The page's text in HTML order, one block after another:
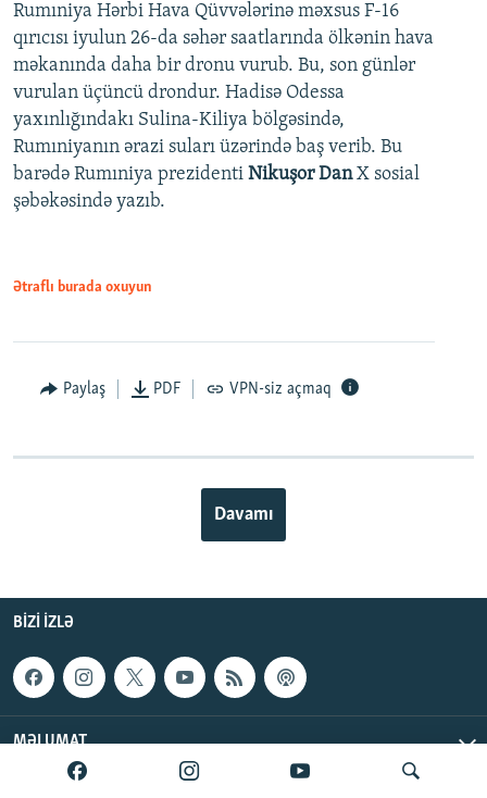
Rumıniya Hərbi Hava Qüvvələrinə məxsus F-16
qırıcısı iyulun 26-da səhər saatlarında ölkənin hava
məkanında daha bir dronu vurub. Bu, son günlər
vurulan üçüncü drondur. Hadisə Odessa
yaxınlığındakı Sulina-Kiliya bölgəsində,
Rumıniyanın ərazi suları üzərində baş verib. Bu
barədə Rumıniya prezidenti Nikuşor DanX sosial
şəbəkəsində yazıb.
Ətraflı burada oxuyun
Paylaş PDF VPN-siz açmaq
Davamı
BIZI IZLƏ
MƏLUMAT